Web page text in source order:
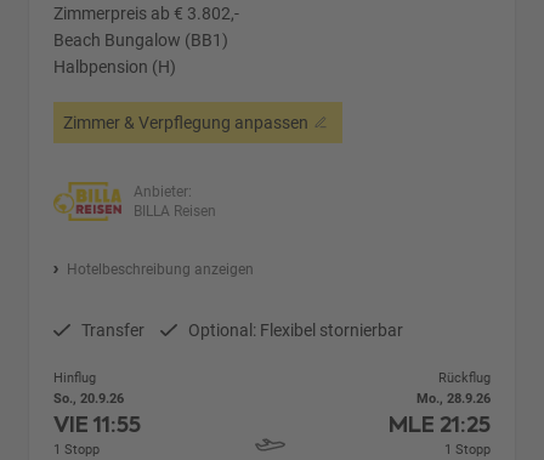
Zimmerpreis ab € 3.802,-
Beach Bungalow (BB1)
Halbpension (H)
Zimmer & Verpflegung anpassen
Anbieter:
BILLA Reisen
Hotelbeschreibung anzeigen
Transfer Optional: Flexibel stornierbar
Hinflug
So., 20.9.26
VIE11:55
1 Stopp
Rückflug
Mo., 28.9.26
MLE 21:25
1 Stopp